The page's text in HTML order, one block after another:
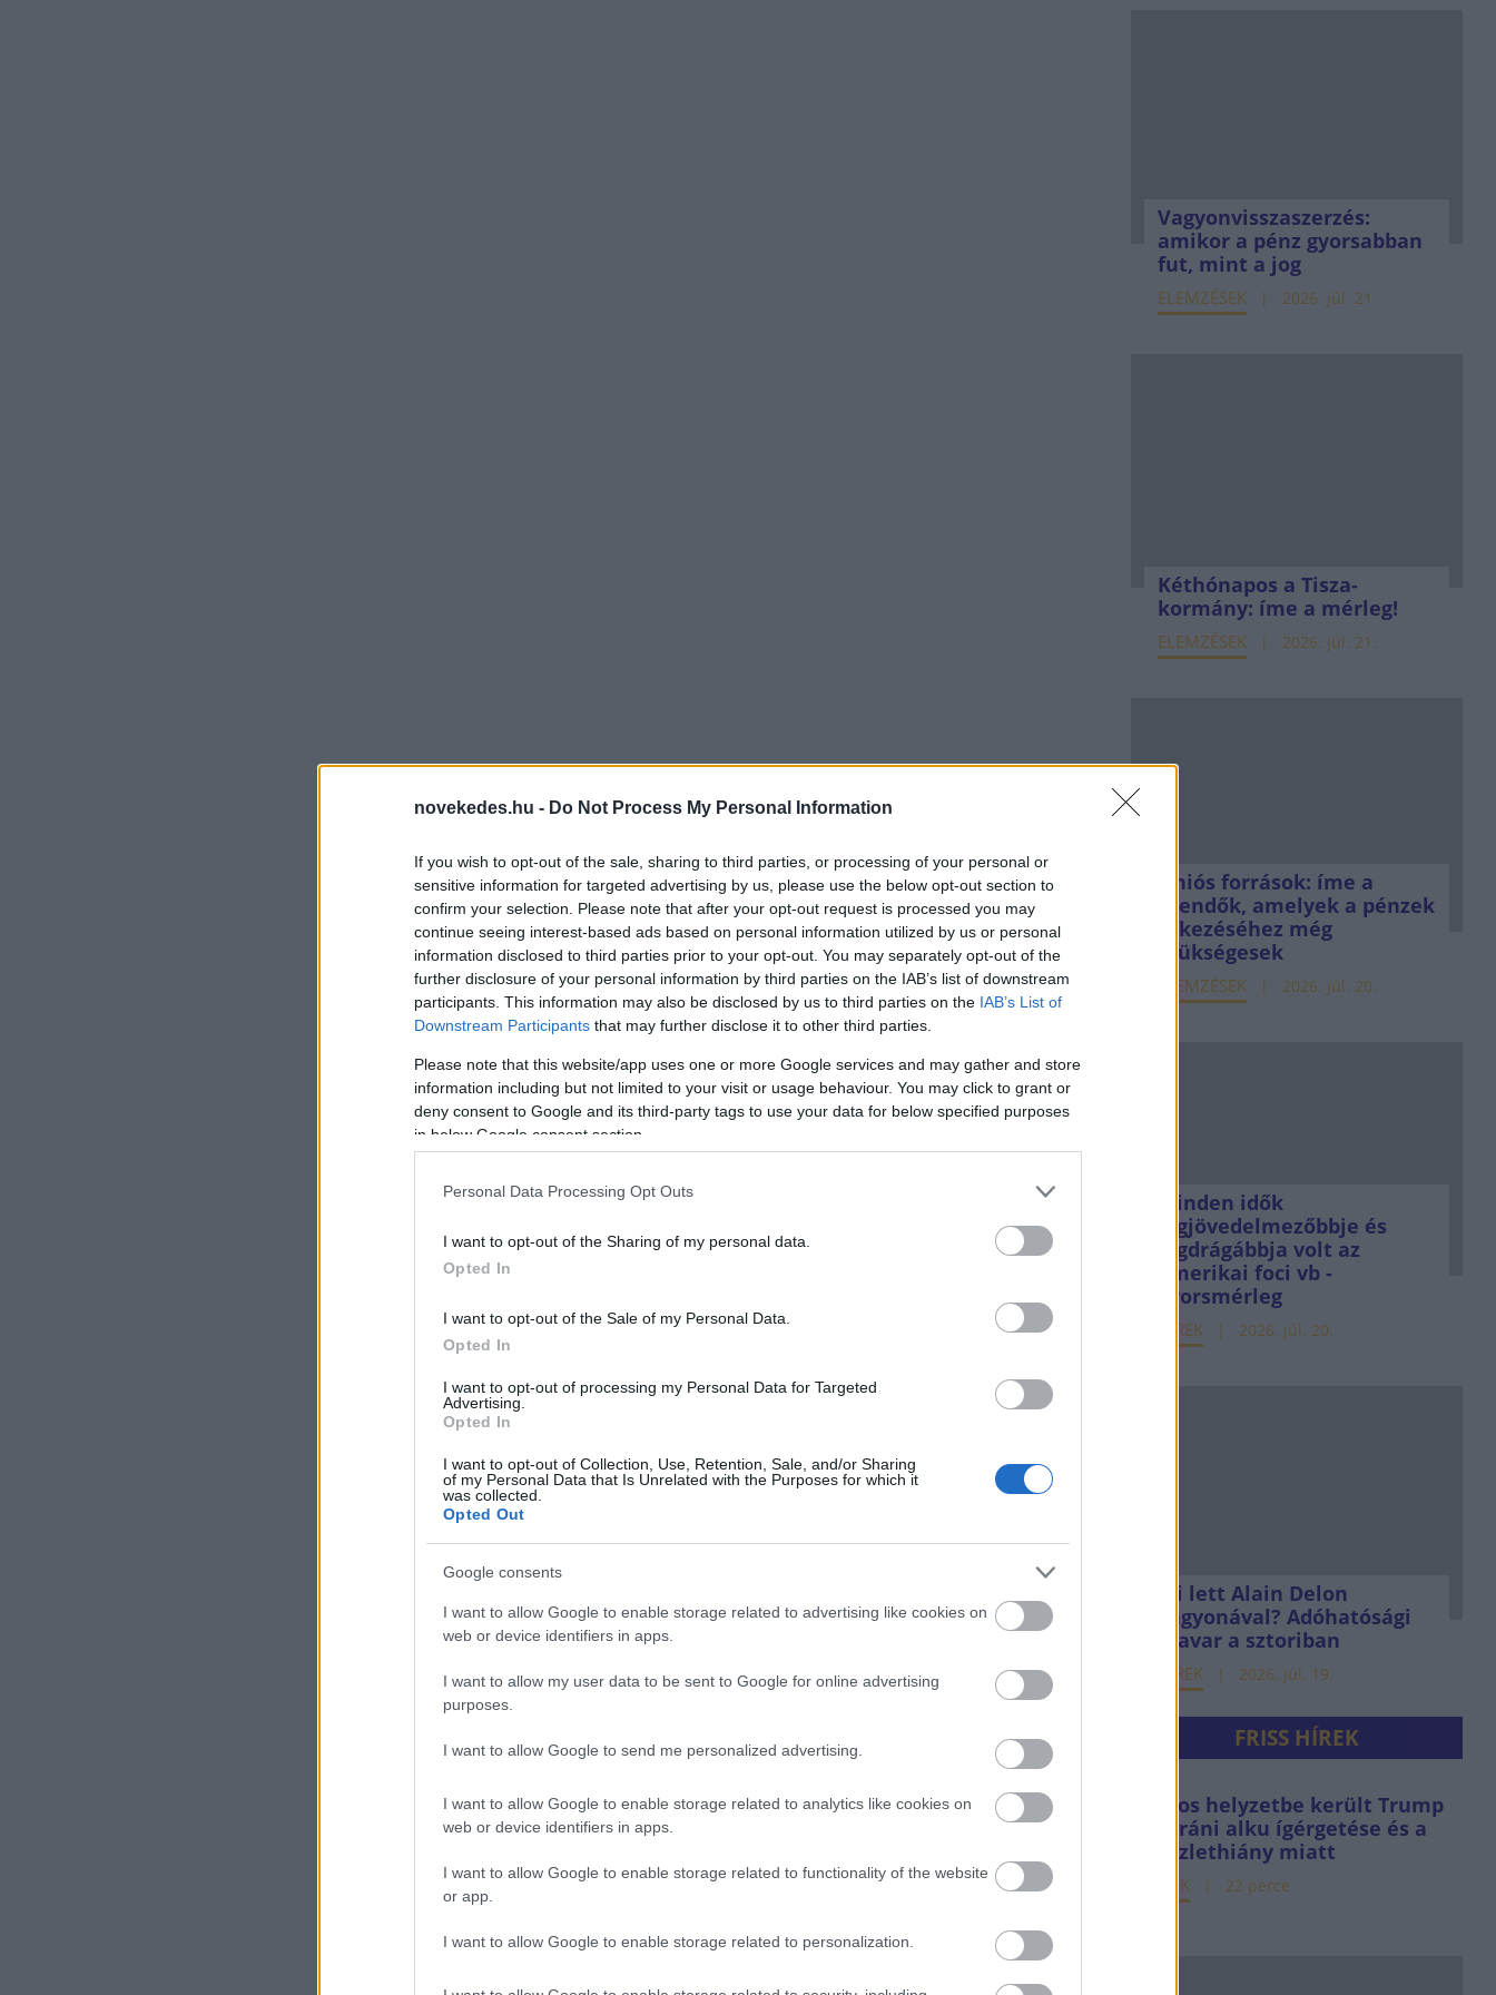
novekedes.hu - Do Not Process My Personal Information
If you wish to opt-out of the sale, sharing to third parties, or processing of your personal or
sensitive information for targeted advertising by us, please use the below opt-out section to
confirm your selection. Please note that after your opt-out request is processed you may
continue seeing interest-based ads based on personal information utilized by us or personal
information disclosed to third parties prior to your opt-out. You may separately opt-out of the
further disclosure of your personal information by third parties on the IAB’s list of downstream
participants. This information may also be disclosed by us to third parties on the IAB’s List of
Downstream Participants that may further disclose it to other third parties.
Please note that this website/app uses one or more Google services and may gather and store
information including but not limited to your visit or usage behaviour. You may click to grant or
deny consent to Google and its third-party tags to use your data for below specified purposes
in below Google consent section.
Personal Data Processing Opt Outs
I want to opt-out of the Sharing of my personal data.
Opted In
I want to opt-out of the Sale of my Personal Data.
Opted In
I want to opt-out of processing my Personal Data for Targeted
Advertising.
Opted In
I want to opt-out of Collection, Use, Retention, Sale, and/or Sharing
of my Personal Data that Is Unrelated with the Purposes for which it
was collected.
Opted Out
Google consents
I want to allow Google to enable storage related to advertising like cookies on
web or device identifiers in apps.
I want to allow my user data to be sent to Google for online advertising
purposes.
I want to allow Google to send me personalized advertising.
I want to allow Google to enable storage related to analytics like cookies on
web or device identifiers in apps.
I want to allow Google to enable storage related to functionality of the website
or app.
I want to allow Google to enable storage related to personalization.
Vagyonvisszaszerzés:
amikor a pénz gyorsabban
fut, mint a jog
ELEMZÉSEK 2026. júl. 21.
Kéthónapos a Tisza-
kormány: íme a mérleg!
ELEMZÉSEK 2026. júl. 21.
Uniós források: íme a
teendők, amelyek a pénzek
érkezéséhez még
szükségesek
ELEMZÉSEK 2026. júl. 20.
Minden idők
legjövedelmezőbbje és
legdrágábbja volt az
amerikai foci vb -
gyorsmérleg
HÍREK 2026. júl. 20.
Mi lett Alain Delon
vagyonával? Adóhatósági
csavar a sztoriban
HÍREK 2026. júl. 19.
FRISS HÍREK
Kínos helyzetbe került Trump
az iráni alku ígérgetése és a
készlethiány miatt
HÍREK 22 perce